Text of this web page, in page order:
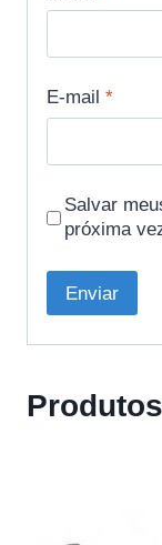
E-mail *
Salvar
próxima